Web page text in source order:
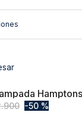
.900 50 %